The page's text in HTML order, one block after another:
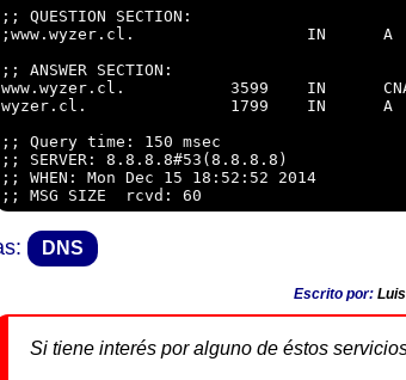
;; QUESTION SECTION:
;www.wyzer.cl.                  IN      A
;; ANSWER SECTION:
www.wyzer.cl.           3599    IN
wyzer.cl.               1799    IN      A
;; Query time: 150 msec
;; SERVER: 8.8.8.8#53(8.8.8.8)
;; WHEN: Mon Dec 15 18:52:52 2014
DNS
Escrito por:
Si tiene interés por alguno de éstos